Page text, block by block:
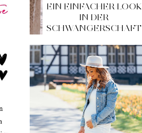
EIN EINFACHER LOOK
IN DER
SCHWANGERSCHAFT